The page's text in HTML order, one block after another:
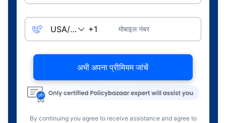
मोबाइल नंबर
अभी अपना प्रीमियम जांचें
By continuing you agree to receive assistance and agree to